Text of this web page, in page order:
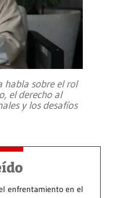
habla sobre el rol
el derecho al
y los desafíos
enfrentamiento en el